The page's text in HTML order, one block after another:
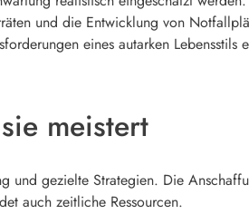
und die Entwicklung von
eines autarken
meistert
und gezielte Strategien. Die
auch zeitliche Ressourcen.